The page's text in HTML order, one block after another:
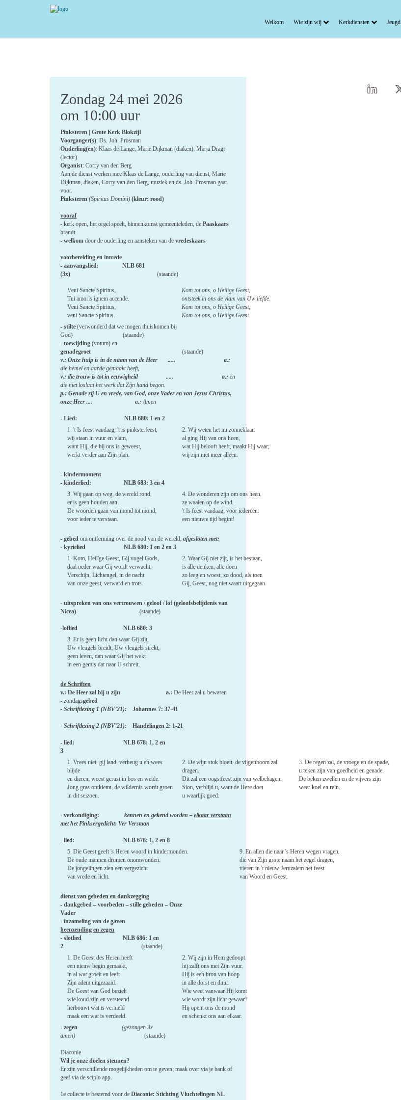
Welkom Wie zijn wij Kerkdiensten Jeugd
Zondag 24 mei 2026
om 10:00 uur
Pinksteren | Grote Kerk Blokzijl
Voorganger(s): Ds. Joh. Prosman
Ouderling(en): Klaas de Lange, Marie Dijkman (diaken), Marja Dragt
(lector)
Organist: Corry van den Berg
Aan de dienst werken mee Klaas de Lange, ouderling van dienst, Marie
Dijkman, diaken, Corry van den Berg, muziek en ds. Joh. Prosman gaat
voor.
Pinksteren (Spiritus Domini)(kleur: rood)
vooraf
- kerk open, het orgel speelt, binnenkomst gemeenteleden, dePaaskaars
brandt
-welkom door de ouderling en aansteken van devredeskaars
voorbereiding en intrede
- aanvangslied: NLB 681
(3x) (staande)
Veni Sancte Spiritus,
Tui amoris ignem accende.
Veni Sancte Spiritus,
veni Sancte Spiritus.
Kom tot ons, o Heilige Geest,
ontsteek in ons de vlam van Uw liefde.
Kom tot ons, o Heilige Geest,
Kom tot ons, o Heilige Geest.
- stilte(verwonderd dat we mogen thuiskomen bij
God) (staande)
- toewijding (votum) en
genadegroet (staande)
v.: Onze hulp is in de naam van de Heer ..... a.:
die hemel en aarde gemaakt heeft,
v.: die trouw is tot in eeuwigheid ..... a.:en
die niet loslaat het werk dat Zijn hand begon.
p.: Genade zij U en vrede, van God, onze Vader en van Jezus Christus,
onze Heer .... a.:Amen
- Lied: NLB 680: 1 en 2
1. 't Is feest vandaag, 't is pinksterfeest,
wij staan in vuur en vlam,
want Hij, die bij ons is geweest,
werkt verder aan Zijn plan.
2. Wij weten het nu zonneklaar:
al ging Hij van ons heen,
wat Hij belooft heeft, maakt Hij waar;
wij zijn niet meer alleen.
- kindermoment
- kinderlied: NLB 683: 3 en 4
3. Wij gaan op weg, de wereld rond,
er is geen houden aan.
De woorden gaan van mond tot mond,
voor ieder te verstaan.
4. De wonderen zijn om ons heen,
ze waaien op de wind.
't Is feest vandaag, voor iedereen:
een nieuwe tijd begint!
- gebedom ontferming over de nood van de wereld,afgesloten met:
- kyrielied
NLB 680: 1 en 2 en 3
1. Kom, Heil'ge Geest, Gij vogel Gods,
daal neder waar Gij wordt verwacht.
Verschijn, Lichtengel, in de nacht
van onze geest, verward en trots.
2. Waar Gij niet zijt, is het bestaan,
is alle denken, alle doen
zo leeg en woest, zo dood, als toen
Gij, Geest, nog niet waart uitgegaan.
- uitspreken van ons vertrouwen / geloof / lof (geloofsbelijdenis van
Nicea)(staande)
-loflied NLB 680: 3
3. Er is geen licht dan waar Gij zijt,
Uw vleugels breidt, Uw vleugels strekt,
geen leven, dan waar Gij het wekt
in een gemis dat naar U schreit.
de Schriften
v.: De Heer zal bij u zijn a.:De Heer zal u bewaren
- zondagsgebed
- Schriftlezing 1 (NBV’21):Johannes 7: 37-41
- Schriftlezing 2 (NBV’21):Handelingen 2: 1-21
- lied: NLB 678: 1, 2 en
3
1. Vrees niet, gij land, verheug u en wees
blijde
en dieren, weest gerust in bos en weide.
Jong gras ontkiemt, de wildernis wordt groen
in dit seizoen.
2. De wijn stok bloeit, de vijgenboom zal
dragen.
Dit zal een oogstfeest zijn van welbehagen.
Sion, verblijd u, want de Here doet
u waarlijk goed.
3. De regen zal, de vroege en de spade,
u teken zijn van goedheid en genade.
De beken zwellen en de vijvers zijn
weer koel en rein.
- verkondiging:kennen en gekend worden –elkaar verstaan
met het Pinksergedicht: Ver Verstaan
- lied: NLB 678: 1, 2 en 8
5. Die Geest geeft 's Heren woord in kindermonden.
De oude mannen dromen onomwonden.
De jongelingen zien een vergezicht
van vrede en licht.
9. En allen die naar 's Heren wegen vragen,
die van Zijn grote naam het zegel dragen,
vieren in 't nieuw Jeruzalem het feest
van Woord en Geest.
dienst van gebeden en dankzegging
- dankgebed – voorbeden – stille gebeden – Onze
Vader
- inzameling van de gaven
heenzending en zegen
- slotlied NLB 686: 1 en
2 (staande)
1. De Geest des Heren heeft
een nieuw begin gemaakt,
in al wat groeit en leeft
Zijn adem uitgezaaid.
De Geest van God bezielt
wie koud zijn en versteend
herbouwt wat is vernield
maak een wat is verdeeld.
2. Wij zijn in Hem gedoopt
hij zalft ons met Zijn vuur.
Hij is een bron van hoop
in alle dorst en duur.
Wie weet vanwaar Hij komt
wie wordt zijn licht gewaar?
Hij opent ons de mond
en schenkt ons aan elkaar.
- zegen
(gezongen 3x
amen) (staande)
Diaconie
Wil je onze doelen steunen?
Er zijn verschillende mogelijkheden om te geven; maak over via je bank of
geef via de scipio app.
1e collecte is bestemd voor deDiaconie: Stichting Vluchtelingen NL